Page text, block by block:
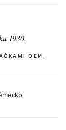
1930.
OEM.